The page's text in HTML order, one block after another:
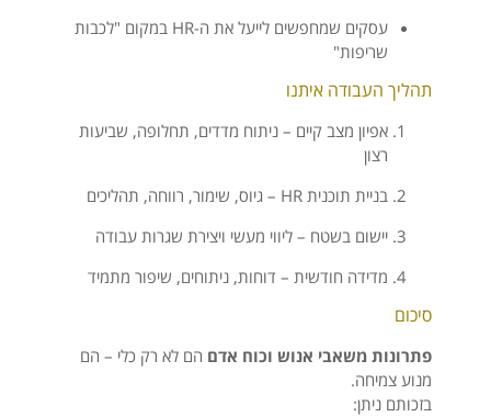
עסקים שמחפשים לייעל את ה-HR במקום "לכבות
שריפות"
תהליך העבודה איתנו
אפיון מצב קיים – ניתוח מדדים, תחלופה, שביעות
רצון
בניית תוכנית HR – גיוס, שימור, רווחה, תהליכים
יישום בשטח – ליווי מעשי ויצירת שגרות עבודה
מדידה חודשית – דוחות, ניתוחים, שיפור מתמיד
סיכום
פתרונות משאבי אנוש וכוח אדם הם לא רק כלי – הם
מנוע צמיחה.
בזכותם ניתן: